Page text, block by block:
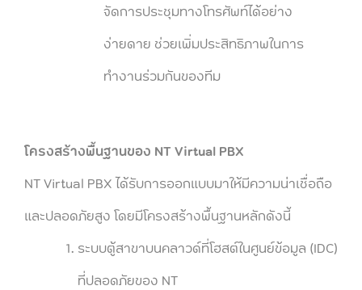
จัดการประชุมทางโทรศัพท์ได้อย่าง
ง่ายดาย ช่วยเพิ่มประสิทธิภาพในการ
ทำงานร่วมกันของทีม
โครงสร้างพื้นฐานของ NT Virtual PBX
NT Virtual PBX ได้รับการออกแบบมาให้มีความน่าเชื่อถือ
และปลอดภัยสูง โดยมีโครงสร้างพื้นฐานหลักดังนี้
ระบบตู้สาขาบนคลาวด์ที่โฮสต์ในศูนย์ข้อมูล (IDC)
ที่ปลอดภัยของ NT